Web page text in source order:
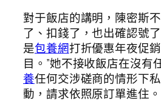
對于飯店的講明，陳密斯
了、扣錢了，也出確認號了
是包養網打折優惠年夜促
目。”她不接收飯店在沒有
養任何交涉磋商的情形下
動，請求依照原訂單進住。